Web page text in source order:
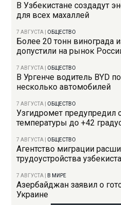
В Узбекистане создадут
для всех махаллей
7 АВГУСТА ОБЩЕСТВО
Более 20 тонн винограда
допустили на рынок
7 АВГУСТА ОБЩЕСТВО
В Ургенче водитель BYD
несколько автомобилей
7 АВГУСТА ОБЩЕСТВО
Узгидромет
температуры до +42
7 АВГУСТА ОБЩЕСТВО
Агентство миграции
трудоустройства
7 АВГУСТА В МИРЕ
Азербайджан заявил о
Украине